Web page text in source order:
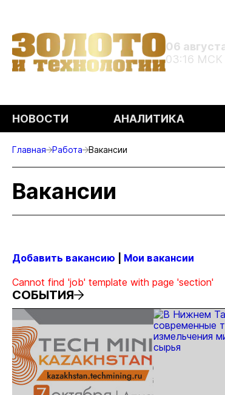
06
03:16 МСК
НОВОСТИ АНАЛИТИКА
Главная Работа Вакансии
Вакансии
Добавить вакансию
Мои вакансии
Cannot find 'job' template with page 'section'
СОБЫТИЯ